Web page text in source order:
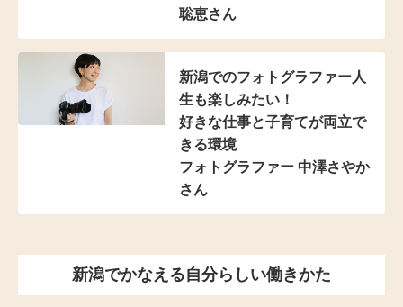
聡恵さん
新潟でのフォトグラファー人
生も楽しみたい！
好きな仕事と子育てが両立で
きる環境
フォトグラファー 中澤さやか
さん
新潟でかなえる自分らしい働きかた